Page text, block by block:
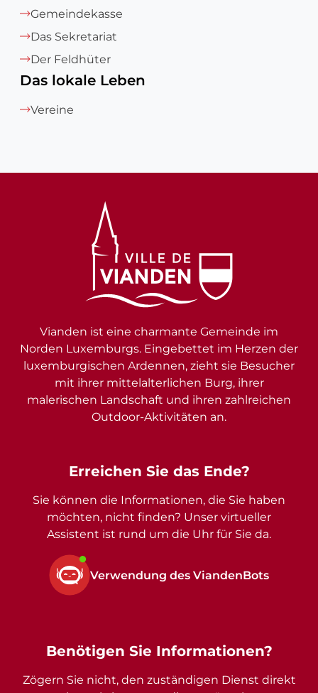
Gemeindekasse
Das Sekretariat
Der Feldhüter
Das lokale Leben
Vereine
Erreichen Sie das Ende?
Sie können die Informationen, die Sie haben
möchten, nicht finden? Unser virtueller
Assistent ist rund um die Uhr für Sie da.
Verwendung des ViandenBots
Vianden ist eine charmante Gemeinde im
Norden Luxemburgs. Eingebettet im Herzen der
luxemburgischen Ardennen, zieht sie Besucher
mit ihrer mittelalterlichen Burg, ihrer
malerischen Landschaft und ihren zahlreichen
Outdoor-Aktivitäten an.
Benötigen Sie Informationen?
Zögern Sie nicht, den zuständigen Dienst direkt